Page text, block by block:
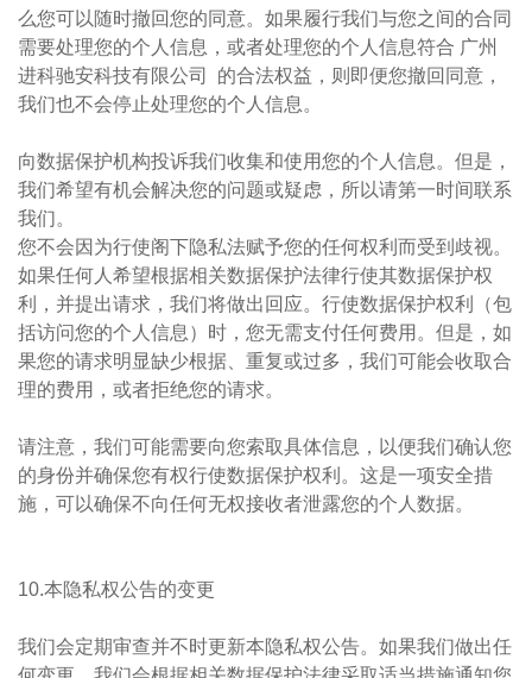
么您可以随时撤回您的同意。如果履行我们与您之间的合同
需要处理您的个人信息，或者处理您的个人信息符合 广州
进科驰安科技有限公司 的合法权益，则即便您撤回同意，
我们也不会停止处理您的个人信息。
向数据保护机构投诉我们收集和使用您的个人信息。但是，
我们希望有机会解决您的问题或疑虑，所以请第一时间联系
我们。
您不会因为行使阁下隐私法赋予您的任何权利而受到歧视。
如果任何人希望根据相关数据保护法律行使其数据保护权
利，并提出请求，我们将做出回应。行使数据保护权利（包
括访问您的个人信息）时，您无需支付任何费用。但是，如
果您的请求明显缺少根据、重复或过多，我们可能会收取合
理的费用，或者拒绝您的请求。
请注意，我们可能需要向您索取具体信息，以便我们确认您
的身份并确保您有权行使数据保护权利。这是一项安全措
施，可以确保不向任何无权接收者泄露您的个人数据。
10.本隐私权公告的变更
我们会定期审查并不时更新本隐私权公告。如果我们做出任